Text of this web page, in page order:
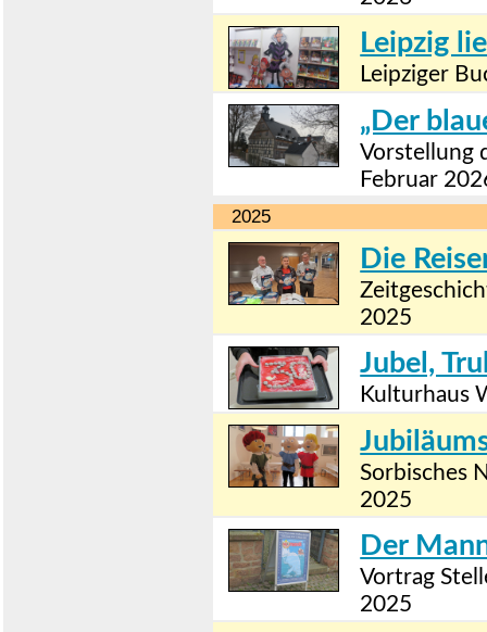
Leipzig
Leipziger
„Der
Vorstellung
Februar
2025
Die
2025
Jubel,
Kulturhaus
Sorbisches
2025
Der
Vortrag
2025